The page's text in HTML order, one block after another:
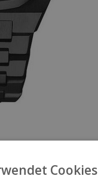
Cookies